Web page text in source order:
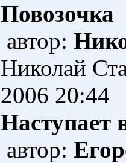
Повозочка
автор:
Николай
2006 20:44
Наступает
автор: